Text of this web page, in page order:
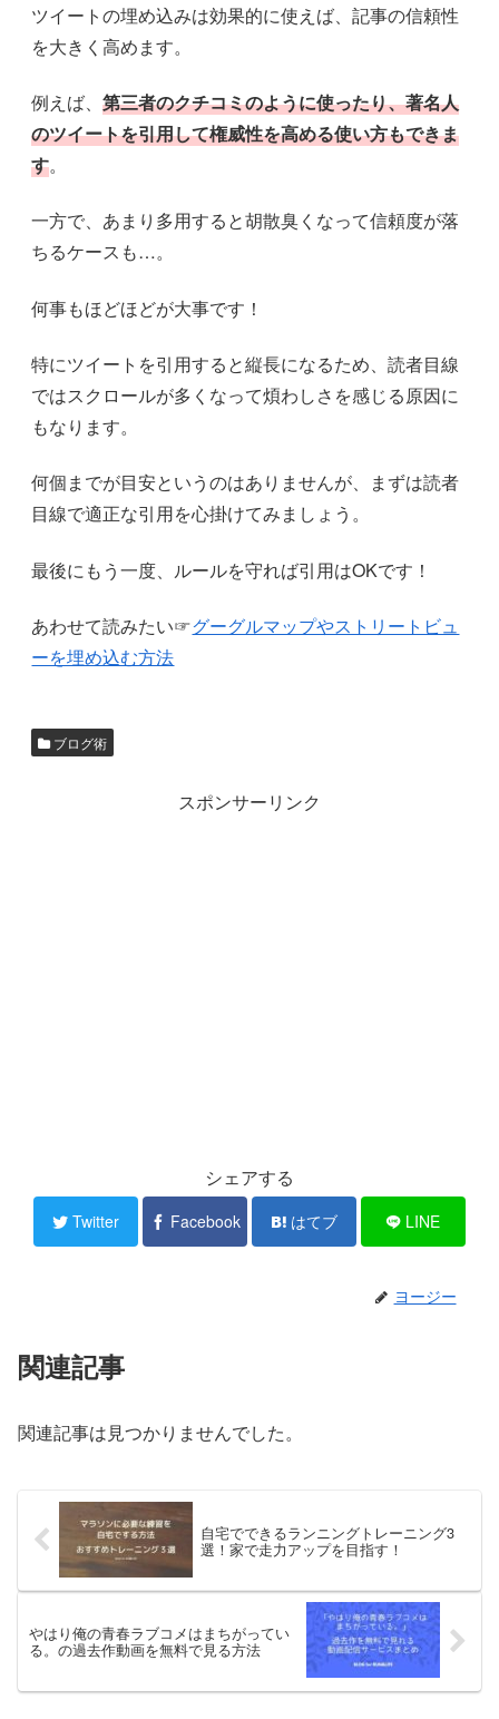
ツイートの埋め込みは効果的に使えば、記事の信頼性
を大きく高めます。
例えば、第三者のクチコミのように使ったり、著名人
のツイートを引用して権威性を高める使い方もできま
す。
一方で、あまり多用すると胡散臭くなって信頼度が落
ちるケースも…。
何事もほどほどが大事です！
特にツイートを引用すると縦長になるため、読者目線
ではスクロールが多くなって煩わしさを感じる原因に
もなります。
何個までが目安というのはありませんが、まずは読者
目線で適正な引用を心掛けてみましょう。
最後にもう一度、ルールを守れば引用はOKです！
あわせて読みたい☞グーグルマップやストリートビュ
ーを埋め込む方法
ブログ術
スポンサーリンク
シェアする
Twitter Facebook はてブ LINE
ヨージー
関連記事
関連記事は見つかりませんでした。
自宅でできるランニングトレーニング3
選！家で走力アップを目指す！
やはり俺の青春ラブコメはまちがってい
る。の過去作動画を無料で見る方法